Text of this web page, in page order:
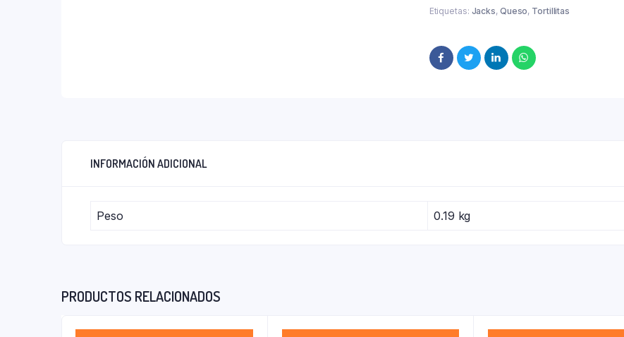
Etiquetas: Jacks, Queso, Tortillitas
INFORMACIÓN ADICIONAL
Peso 0.19 kg
PRODUCTOS RELACIONADOS